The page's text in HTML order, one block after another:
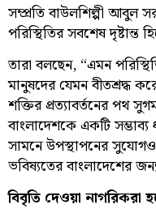
সম্প্রতি বাউলশিল্পী আবুল
পরিস্থিতির সবশেষ দৃষ্টান্ত
তারা বলছেন, “এমন
মানুষদের যেমন বীতশ্রদ্ধ
শক্তির প্রত্যাবর্তনের পথ
বাংলাদেশকে একটি সম্ভাব্য
সামনে উপস্থাপনের সুযোগও
ভবিষ্যতের বাংলাদেশের
বিবৃতি দেওয়া নাগরিকরা